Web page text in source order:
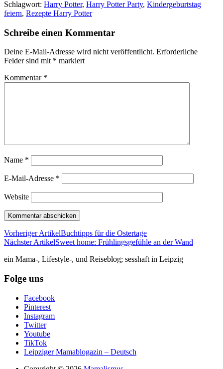
Schlagwort: Harry Potter, Harry Potter Party, Kindergeburtstag
feiern, Rezepte Harry Potter
Schreibe einen Kommentar
Deine E-Mail-Adresse wird nicht veröffentlicht. Erforderliche
Felder sind mit * markiert
Kommentar *
Name *
E-Mail-Adresse *
Website
Vorheriger ArtikelBuchtipps für die Ostertage
Nächster ArtikelSweet home: Frühlingsgefühle an der Wand
ein Mama-, Lifestyle-, und Reiseblog; sesshaft in Leipzig
Folge uns
Facebook
Pinterest
Instagram
Twitter
Youtube
TikTok
Leipziger Mamablogazin – Deutsch